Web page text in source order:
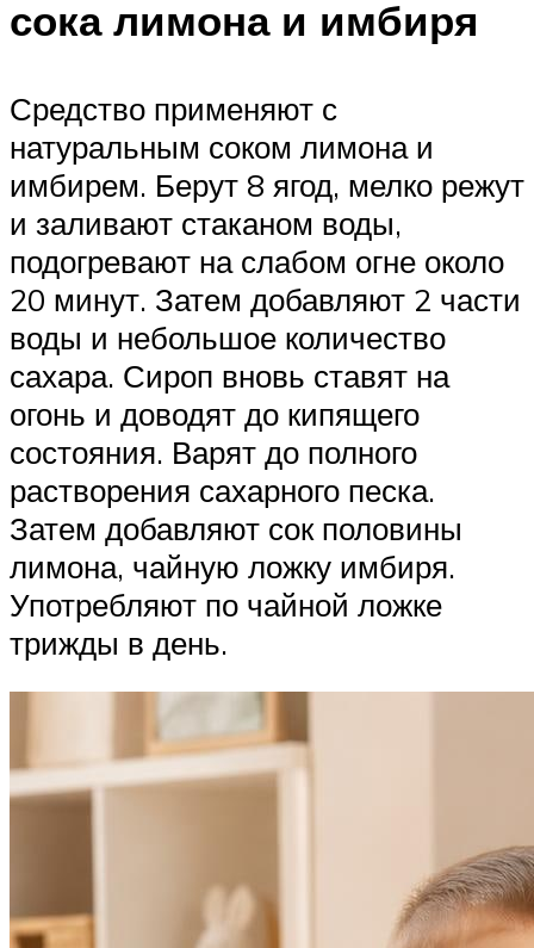
сока лимона и имбиря
Средство применяют с
натуральным соком лимона и
имбирем. Берут 8 ягод, мелко режут
и заливают стаканом воды,
подогревают на слабом огне около
20 минут. Затем добавляют 2 части
воды и небольшое количество
сахара. Сироп вновь ставят на
огонь и доводят до кипящего
состояния. Варят до полного
растворения сахарного песка.
Затем добавляют сок половины
лимона, чайную ложку имбиря.
Употребляют по чайной ложке
трижды в день.